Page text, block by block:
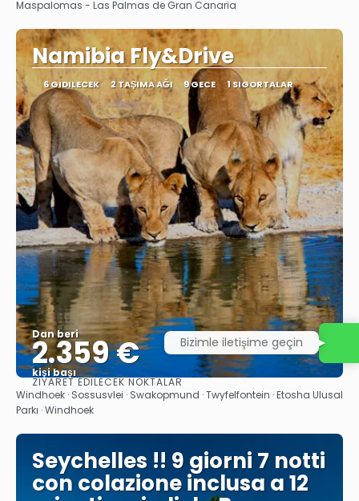
Görüntüle
Maspalomas - Las Palmas de Gran Canaria
Namibia Fly&Drive
6 GIDILECEK 2 TAŞIMA AĞI 9 GECE 1 SIGORTALAR
Dan beri
2.359 €
kişi başı
Görüntüle
ZIYARET EDILECEK NOKTALAR
Windhoek · Sossusvlei · Swakopmund · Twyfelfontein · Etosha Ulusal
Parkı · Windhoek
Seychelles !! 9 giorni 7 notti
con colazione inclusa a 12
Bizimle iletişime geçin